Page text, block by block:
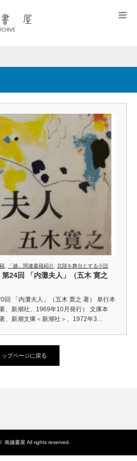
「越」関連書籍紹介 北陸を舞台とする小説
24回 「内灘夫人」（五木 寛之
回 「内灘夫人」（五木 寛之 著） 単行本
、新潮社、1969年10月発行） 文庫本
、新潮文庫＜新潮社＞、1972年3…
ップページに戻る
南越書屋 All rights reserved.